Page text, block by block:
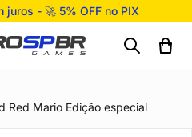
juros - 🚀 5% OFF no PIX
Red Mario Edição especial